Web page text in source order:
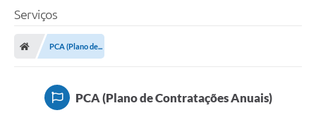
Transparência
Portal do Cidadão
Links Úteis
Serviços
PCA (Plano de...
PCA (Plano de Contratações Anuais)